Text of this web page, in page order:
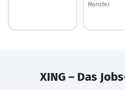
Münster
XING – Das